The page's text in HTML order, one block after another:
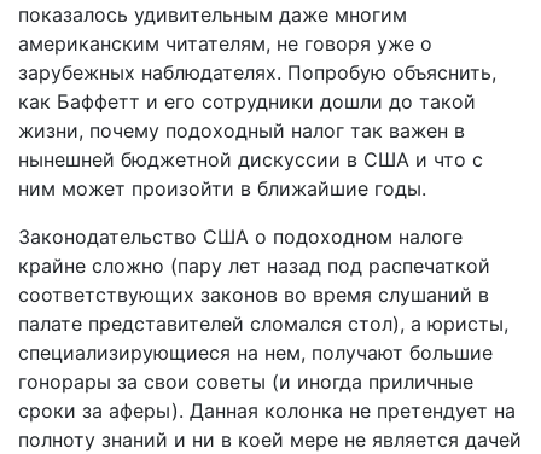
показалось удивительным даже многим
американским читателям, не говоря уже о
зарубежных наблюдателях. Попробую объяснить,
как Баффетт и его сотрудники дошли до такой
жизни, почему подоходный налог так важен в
нынешней бюджетной дискуссии в США и что с
ним может произойти в ближайшие годы.
Законодательство США о подоходном налоге
крайне сложно (пару лет назад под распечаткой
соответствующих законов во время слушаний в
палате представителей сломался стол), а юристы,
специализирующиеся на нем, получают большие
гонорары за свои советы (и иногда приличные
сроки за аферы). Данная колонка не претендует на
полноту знаний и ни в коей мере не является дачей